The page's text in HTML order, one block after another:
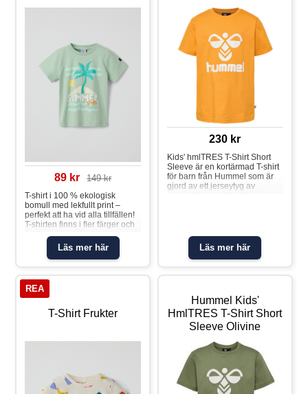
89 kr 149 kr
Läs mer här
T-shirt i 100 % ekologisk
bomull med lekfullt print –
perfekt att ha vid alla tillfällen!
T-shirten finns i fler färger och
tryck som matchar snyggt med
hela kollektionen. Storlekarna
86-92 har tryckknappar på ena
axeln för att underlätta
tryckknapparT-shirt printad
230 kr
Läs mer här
Kids' hmlTRES T-Shirt Short
Sleeve är en kortärmad T-shirt
för barn från Hummel som är
gjord av ett jerseytyg av
skadliga. Material: 100 %
T-Shirt Frukter
REA
Hummel Kids'
HmlTRES T-Shirt Short
Sleeve Olivine